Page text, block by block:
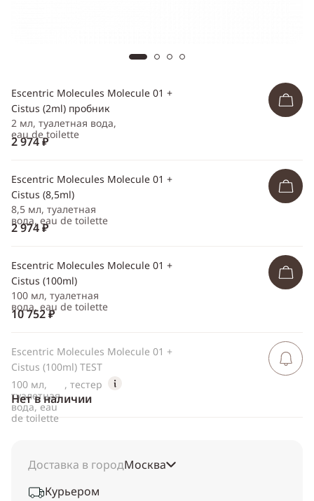
Escentric Molecules Molecule 01 +
Cistus (2ml) пробник
2 мл, туалетная вода,
eau de toilette
2 974 ₽
Escentric Molecules Molecule 01 +
Cistus (8,5ml)
8,5 мл, туалетная
вода, eau de toilette
2 974 ₽
Escentric Molecules Molecule 01 +
Cistus (100ml)
100 мл, туалетная
вода, eau de toilette
10 752 ₽
Escentric Molecules Molecule 01 +
Cistus (100ml) TEST
100 мл,
туалетная
вода, eau
de toilette
, тестер
Нет в наличии
Сообщить
Доставка в городМосква
Курьером